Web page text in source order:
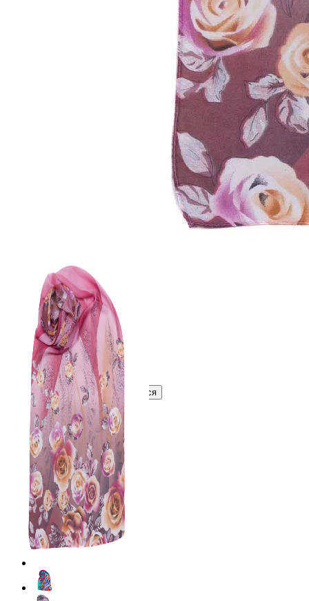
В розницу
Узнать оптовую цену сейчас
Войти Зарегистрироваться
Оптом
Цвет:Бордовый